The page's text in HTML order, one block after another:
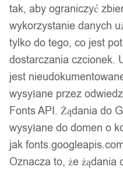
Kod produktu:O2G-R19
Dostępny w magazynie -
Zamówienia złożone do
samego dnia.
Bezpieczne płatności
tak, aby ograniczyć
wykorzystanie danych
tylko do tego, co jest
dostarczania czcionek.
jest
wysyłane przez
Fonts API. Żądania do
wysyłane do domen o
jak
Oznacza to, że żądania